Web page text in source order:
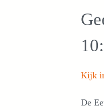
Kijk
De